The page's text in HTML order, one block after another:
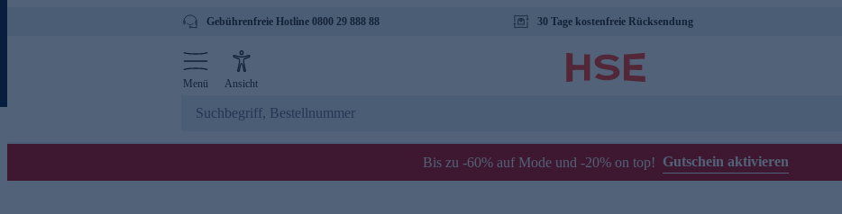
Gebührenfreie Hotline 0800 29 888 88 30 Tage kostenfreie Rücksendung
Menü Ansicht
Bis zu -60% auf Mode und -20% on top! Gutschein aktivieren